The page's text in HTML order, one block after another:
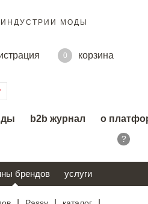
МОДЫ
0
корзина
b2b журнал о
?
брендов услуги